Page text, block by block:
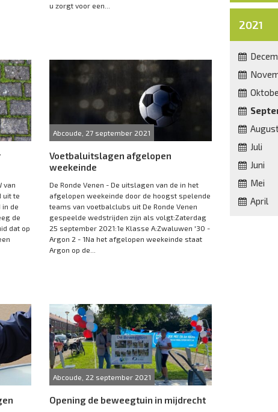
u zorgt voor een...
van
uit te
in de
de
dat op
Abcoude, 27 september 2021
Voetbaluitslagen afgelopen
weekeinde
De Ronde Venen - De uitslagen van de in het
afgelopen weekeinde door de hoogst spelende
teams van voetbalclubs uit De Ronde Venen
gespeelde wedstrijden zijn als volgt:Zaterdag
25 september 2021:1e Klasse A:Zwaluwen '30 -
Argon 2 - 1Na het afgelopen weekeinde staat
Argon op de...
Abcoude, 22 september 2021
Opening de beweegtuin in mijdrecht
2021
Juli
Juni
Mei
April